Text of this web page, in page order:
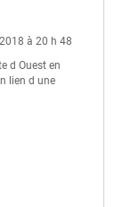
à 20 h 48
d Ouest en
lien d une